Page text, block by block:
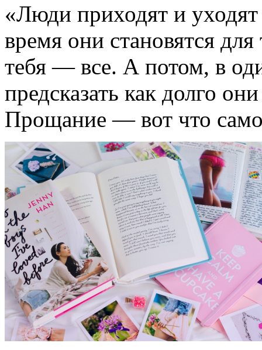
«Люди приходят и
время они становятся
тебя — все. А потом, в
предсказать как долго
Прощание — вот что